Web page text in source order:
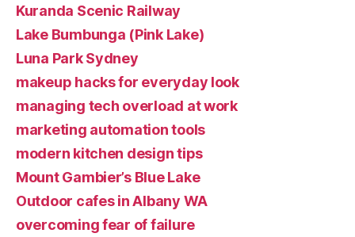
Kuranda Scenic Railway
Lake Bumbunga (Pink Lake)
Luna Park Sydney
makeup hacks for everyday look
managing tech overload at work
marketing automation tools
modern kitchen design tips
Mount Gambier’s Blue Lake
Outdoor cafes in Albany WA
overcoming fear of failure